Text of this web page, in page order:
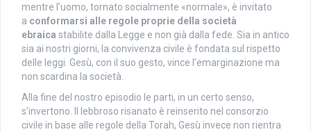
mentre l’uomo, tornato socialmente «normale», è invitato
a conformarsi alle regole proprie della società
ebraica stabilite dalla Legge e non già dalla fede. Sia in antico
sia ai nostri giorni, la convivenza civile è fondata sul rispetto
delle leggi. Gesù, con il suo gesto, vince l’emarginazione ma
non scardina la società.
Alla fine del nostro episodio le parti, in un certo senso,
s’invertono. Il lebbroso risanato è reinserito nel consorzio
civile in base alle regole della Torah, Gesù invece non rientra